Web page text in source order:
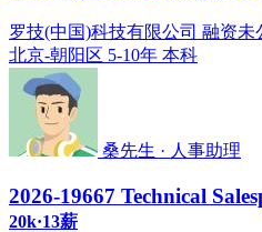
罗技(中国)科技有限公司 融资未
北京-朝阳区 5-10年 本科
桑先生 · 人事助理
2026-19667 Technical
20k·13薪